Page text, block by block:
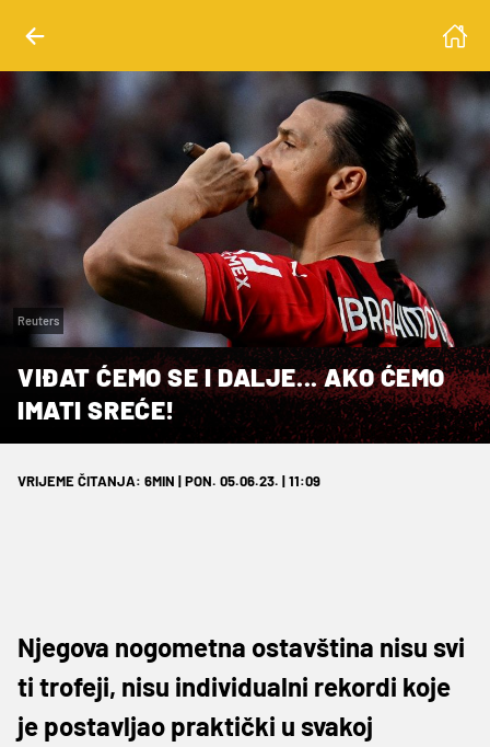
Reuters
VIĐAT ĆEMO SE I DALJE... AKO ĆEMO
IMATI SREĆE!
VRIJEME ČITANJA: 6MIN | PON. 05.06.23. | 11:09
Njegova nogometna ostavština nisu svi
ti trofeji, nisu individualni rekordi koje
je postavljao praktički u svakoj